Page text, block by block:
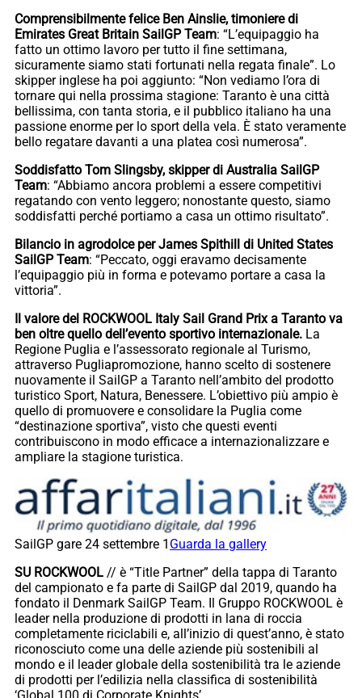
Comprensibilmente felice Ben Ainslie, timoniere di
Emirates Great Britain SailGP Team: “L’equipaggio ha
fatto un ottimo lavoro per tutto il fine settimana,
sicuramente siamo stati fortunati nella regata finale”. Lo
skipper inglese ha poi aggiunto: “Non vediamo l’ora di
tornare qui nella prossima stagione: Taranto è una città
bellissima, con tanta storia, e il pubblico italiano ha una
passione enorme per lo sport della vela. È stato veramente
bello regatare davanti a una platea così numerosa”.
Soddisfatto Tom Slingsby, skipper di Australia SailGP
Team: “Abbiamo ancora problemi a essere competitivi
regatando con vento leggero; nonostante questo, siamo
soddisfatti perché portiamo a casa un ottimo risultato”.
Bilancio in agrodolce per James Spithill di United States
SailGP Team: “Peccato, oggi eravamo decisamente
l’equipaggio più in forma e potevamo portare a casa la
vittoria”.
Il valore del ROCKWOOL Italy Sail Grand Prix a Taranto va
ben oltre quello dell’evento sportivo internazionale. La
Regione Puglia e l’assessorato regionale al Turismo,
attraverso Pugliapromozione, hanno scelto di sostenere
nuovamente il SailGP a Taranto nell’ambito del prodotto
turistico Sport, Natura, Benessere. L’obiettivo più ampio è
quello di promuovere e consolidare la Puglia come
“destinazione sportiva”, visto che questi eventi
contribuiscono in modo efficace a internazionalizzare e
ampliare la stagione turistica.
SailGP gare 24 settembre 1 Guarda la gallery
SU ROCKWOOL // è “Title Partner” della tappa di Taranto
del campionato e fa parte di SailGP dal 2019, quando ha
fondato il Denmark SailGP Team. Il Gruppo ROCKWOOL è
leader nella produzione di prodotti in lana di roccia
completamente riciclabili e, all’inizio di quest’anno, è stato
riconosciuto come una delle aziende più sostenibili al
mondo e il leader globale della sostenibilità tra le aziende
di prodotti per l’edilizia nella classifica di sostenibilità